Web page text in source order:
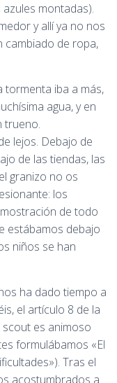
montadas).
y allí ya no nos
cambiado de ropa,
tormenta iba a más,
agua, y en
trueno.
lejos. Debajo de
de las tiendas, las
granizo no os
los
de todo
estábamos debajo
niños se han
ha dado tiempo a
el artículo 8 de la
scout es animoso
formulábamos «El
Tras el
acostumbrados a